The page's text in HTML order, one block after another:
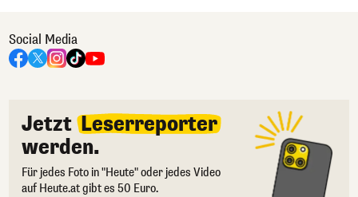
Social Media
Jetzt Leserreporter
werden.
Für jedes Foto in "Heute" oder jedes Video
auf Heute.at gibt es 50 Euro.